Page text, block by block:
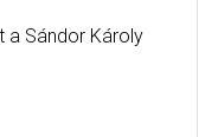
a Sándor Károly